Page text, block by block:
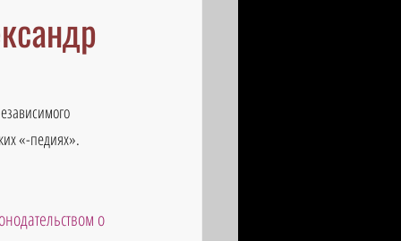
«-педиях».
о